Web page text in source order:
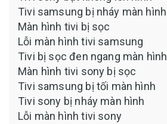
Tivi samsung bị nháy màn hình
Màn hình tivi bị sọc
Lỗi màn hình tivi samsung
Tivi bị sọc đen ngang màn hình
Màn hình tivi sony bị sọc
Tivi samsung bị tối màn hình
Tivi sony bị nháy màn hình
Lỗi màn hình tivi sony